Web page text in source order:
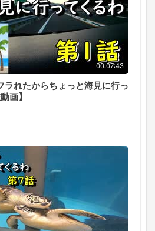
00:07:43
ラれたからちょっと海見に行っ
画】